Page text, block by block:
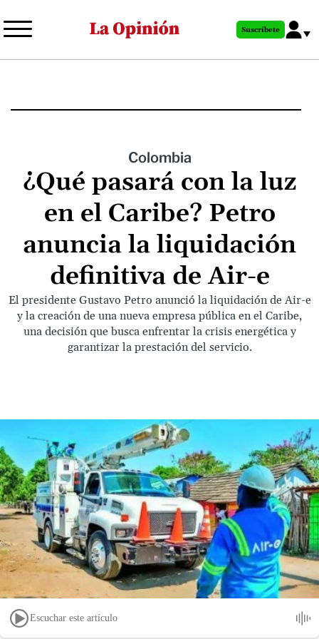
al
principal
Suscríbete
Colombia
¿Qué pasará con la luz
en el Caribe? Petro
anuncia la liquidación
definitiva de Air-e
El presidente Gustavo Petro anunció la liquidación de Air-e
y la creación de una nueva empresa pública en el Caribe,
una decisión que busca enfrentar la crisis energética y
garantizar la prestación del servicio.
Escuchar este artículo